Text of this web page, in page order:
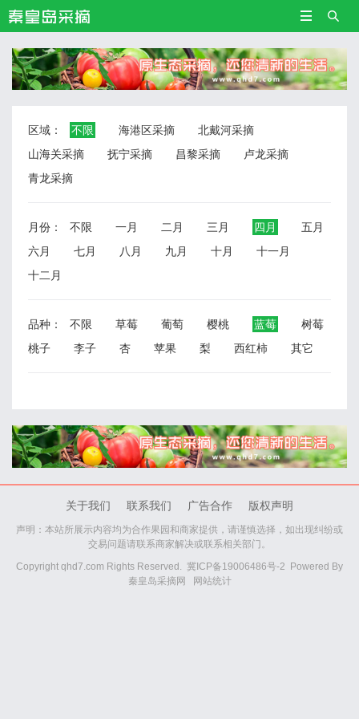


区域： 不限 海港区采摘
北戴河采摘
山海关采摘
抚宁采摘 昌黎采摘
卢龙采摘
青龙采摘
月份： 不限 一月 二月 三月 四月
五月
六月
七月 八月 九月 十月
十一月
十二月
品种： 不限 草莓 葡萄 樱桃 蓝莓
树莓
桃子
李子 杏 苹果 梨 西红柿 其它
关于我们 联系我们 广告合作 版权声明
声明：本站所展示内容均为合作果园和商家提供，请谨慎选择，如出现纠纷或
交易问题请联系商家解决或联系相关部门。
Copyright qhd7.com Rights Reserved. 冀ICP备19006486号-2 Powered By
秦皇岛采摘网
网站统计